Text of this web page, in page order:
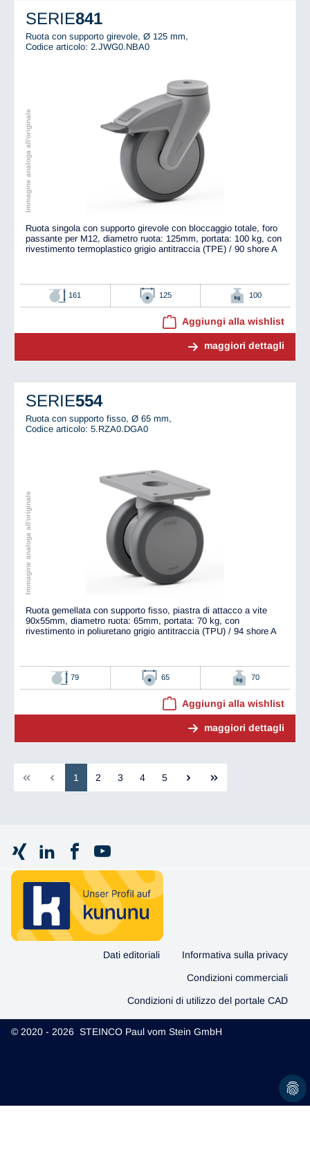
SERIE841
Ruota con supporto girevole, Ø 125 mm,
Codice articolo: 2.JWG0.NBA0
Immagine analoga all'originale
Ruota singola con supporto girevole con bloccaggio totale, foro
passante per M12, diametro ruota: 125mm, portata: 100 kg, con
rivestimento termoplastico grigio antitraccia (TPE) / 90 shore A
161 125 100
Aggiungi alla wishlist
maggiori dettagli
SERIE554
Ruota con supporto fisso, Ø 65 mm,
Codice articolo: 5.RZA0.DGA0
Immagine analoga all'originale
Ruota gemellata con supporto fisso, piastra di attacco a vite
90x55mm, diametro ruota: 65mm, portata: 70 kg, con
rivestimento in poliuretano grigio antitraccia (TPU) / 94 shore A
79 65 70
Aggiungi alla wishlist
maggiori dettagli
1 2 3 4 5
Dati editoriali Informativa sulla privacy
Condizioni commerciali
Condizioni di utilizzo del portale CAD
© 2020 - 2026 STEINCO Paul vom Stein GmbH